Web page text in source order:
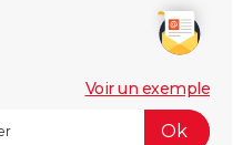
Voir un exemple